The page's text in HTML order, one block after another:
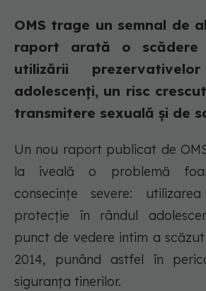
OMS trage un semnal de
raport arată o scădere
utilizării
adolescenți, un risc
transmitere sexuală și de
Un nou raport publicat de
la iveală o problemă
consecințe severe:
protecție în rândul
punct de vedere intim a
2014, punând astfel în
siguranța tinerilor.